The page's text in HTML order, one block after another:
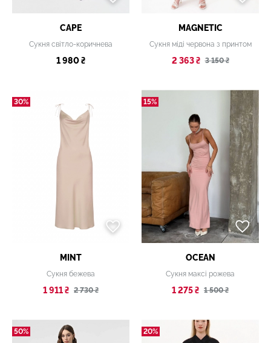
CAPE
Сукня світло-коричнева
1 980 ₴
MAGNETIC
Сукня міді червона з принтом
2 363 ₴ 3 150 ₴
30%
MINT
Сукня бежева
1 911 ₴ 2 730 ₴
15%
OCEAN
Сукня максі рожева
1 275 ₴ 1 500 ₴
50% 20%